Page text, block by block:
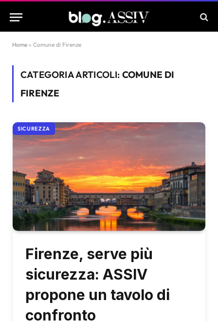
Home » Comune di Firenze
CATEGORIA ARTICOLI: COMUNE DI
FIRENZE
SICUREZZA
Firenze, serve più
sicurezza: ASSIV
propone un tavolo di
confronto